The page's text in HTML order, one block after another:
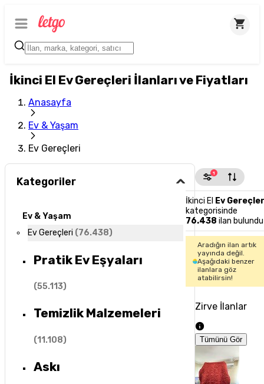
İkinci El Ev Gereçleri İlanları ve Fiyatları
Anasayfa
Ev & Yaşam
Ev Gereçleri
Kategoriler
Ev & Yaşam
Ev Gereçleri (76.438)
Pratik Ev Eşyaları
(55.113)
Temizlik Malzemeleri
(11.108)
Askı
1
İkinci El Ev
kategorisinde
76.438 ilan bulundu
Aradığın ilan artık
yayında değil.
Aşağıdaki benzer
ilanlara göz
atabilirsin!
Zirve İlanlar
Tümünü Gör